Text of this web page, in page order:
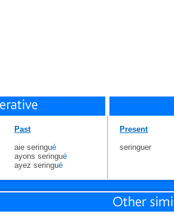
Past
aie seringué
ayons seringué
ayez seringué
Present
seringuer